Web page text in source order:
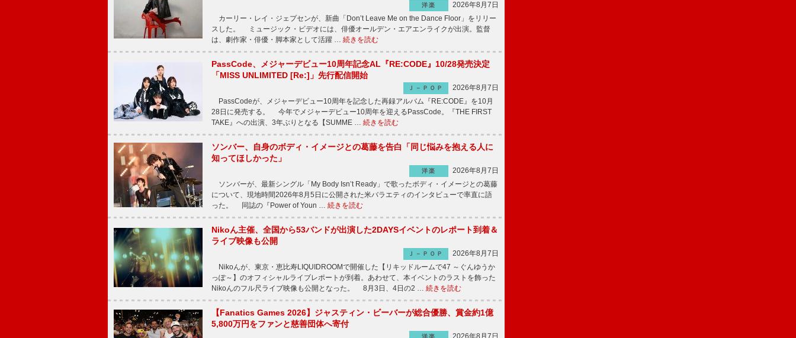
洋楽
2026年8月7日
カーリー・レイ・ジェプセンが、新曲「Don’t Leave Me on the Dance Floor」をリリー
スした。 ミュージック・ビデオには、俳優オールデン・エアエンライクが出演。監督
は、劇作家・俳優・脚本家として活躍 … 続きを読む
PassCode、メジャーデビュー10周年記念AL『RE:CODE』10/28発売決定
「MISS UNLIMITED [Re:]」先行配信開始
Ｊ－ＰＯＰ
2026年8月7日
PassCodeが、メジャーデビュー10周年を記念した再録アルバム『RE:CODE』を10月
28日に発売する。 今年でメジャーデビュー10周年を迎えるPassCode。『THE FIRST
TAKE』への出演、3年ぶりとなる【SUMME … 続きを読む
ソンバー、自身のボディ・イメージとの葛藤を告白「同じ悩みを抱える人に
知ってほしかった」
洋楽
2026年8月7日
ソンバーが、最新シングル「My Body Isn’t Ready」で歌ったボディ・イメージとの葛藤
について、現地時間2026年8月5日に公開された米バラエティのインタビューで率直に語
った。 同誌の『Power of Youn … 続きを読む
Nikoん主催、全国から53バンドが出演した2DAYSイベントのレポート到着＆
ライブ映像も公開
Ｊ－ＰＯＰ
2026年8月7日
Nikoんが、東京・恵比寿LIQUIDROOMで開催した【リキッドルームで47 ～ぐんゆうか
っぽ～】のオフィシャルライブレポートが到着。あわせて、本イベントのラストを飾った
Nikoんのフル尺ライブ映像も公開となった。 8月3日、4日の2 … 続きを読む
【Fanatics Games 2026】ジャスティン・ビーバーが総合優勝、賞金約1億
5,800万円をファンと慈善団体へ寄付
洋楽 2026年8月7日